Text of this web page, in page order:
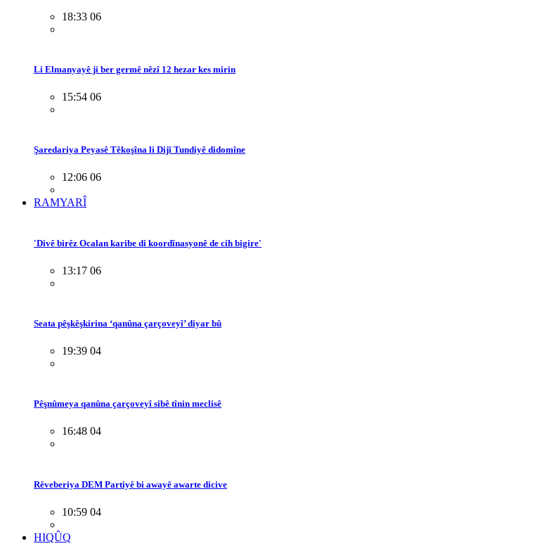
18:33 06
Li Elmanyayê ji ber germê nêzî 12 hezar kes mirin
15:54 06
Şaredariya Peyasê Têkoşîna li Dijî Tundiyê didomîne
12:06 06
RAMYARÎ
'Divê birêz Ocalan karibe di koordînasyonê de cih bigire'
13:17 06
Seata pêşkêşkirina ‘qanûna çarçoveyî’ diyar bû
19:39 04
Pêşnûmeya qanûna çarçoveyî sibê tînin meclisê
16:48 04
Rêveberiya DEM Partiyê bi awayê awarte dicive
10:59 04
HIQÛQ